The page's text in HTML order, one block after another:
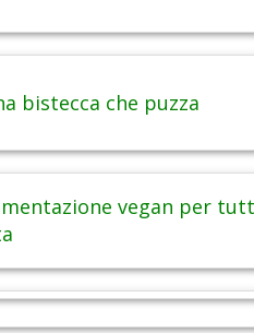
bistecca che puzza
vegan per